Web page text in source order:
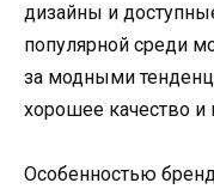
дизайны и
популярной среди
за модными
хорошее качество и
Особенностью